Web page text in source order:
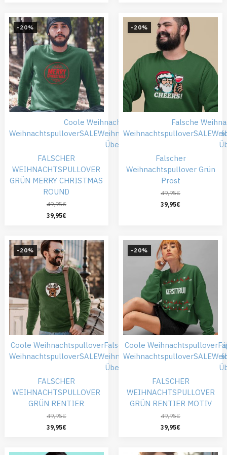
-20%
Coole Weihnachtspullover
Falsche
WeihnachtspulloverSALEWeihnachtskleidung
Übergröße
FALSCHER
WEIHNACHTSPULLOVER
GRÜN MERRY CHRISTMAS
ROUND
49,95€
39,95€
-20%
Falsche
WeihnachtspulloverSALE
Falscher
Weihnachtspullover Grün
Prost
49,95€
39,95€
-20%
Coole WeihnachtspulloverFalsche Weihnachtspullover
WeihnachtspulloverSALEWeihnachtskleidung
Übergröße
FALSCHER
WEIHNACHTSPULLOVER
GRÜN RENTIER
49,95€
39,95€
-20%
Coole Weihnachtspullover
WeihnachtspulloverSALE
FALSCHER
WEIHNACHTSPULLOVER
GRÜN RENTIER MOTIV
49,95€
39,95€